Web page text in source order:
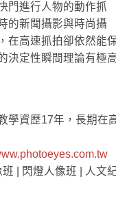
門進行人物的動作抓
的新聞攝影與時尚攝
在高速抓拍卻依然能
決定性瞬間理論有極
學資歷17年，長期在
| 閃燈人像班 | 人文